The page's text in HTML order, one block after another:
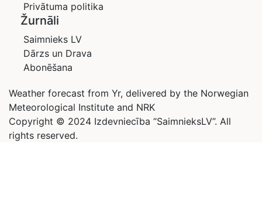
Privātuma politika
Žurnāli
Saimnieks LV
Dārzs un Drava
Abonēšana
Weather forecast from Yr, delivered by the Norwegian
Meteorological Institute and NRK
Copyright © 2024 Izdevniecība “SaimnieksLV”. All
rights reserved.